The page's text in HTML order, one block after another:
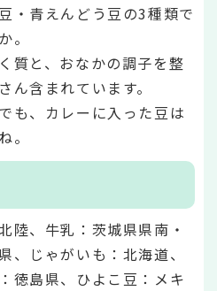
・青えんどう豆の3種類で
。
質と、おなかの調子を整
ん含まれています。
も、カレーに入った豆は
。
陸、牛乳：茨城県県南・
、じゃがいも：北海道、
徳島県、ひよこ豆：メキ